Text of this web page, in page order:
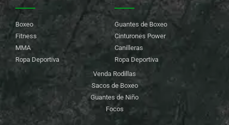
Boxeo
Fitness
MMA
Ropa Deportiva
Guantes de Boxeo
Cinturones Power
Canilleras
Ropa Deportiva
Venda Rodillas
Sacos de Boxeo
Guantes de Niño
Focos